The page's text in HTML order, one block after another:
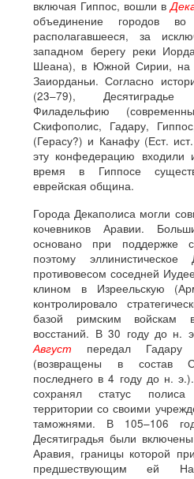
включая Гиппос, вошли в
объединение городов
располагавшееся, за
западном берегу реки
Шеана), в Южной Сирии, на
Заиорданьи. Согласно
(23–79),
Филадельфию
Скифополис, Гадару,
(Герасу?) и Канафу (Ест.
эту конфедерацию входили
время в Гиппосе
еврейская община.
Города Декаполиса могли
кочевников Аравии.
основано при поддержке
поэтому эллинистическое
противовесом соседней
клином в Изреельскую
контролировало
базой римским войскам
восстаний. В 30 году до н.
Август
передал
(возвращены в состав
последнего в 4 году до н.
сохранял статус
территории со своими
таможнями. В 105–106
Десятиградья были включены
Аравия, границы которой
предшествующим ей